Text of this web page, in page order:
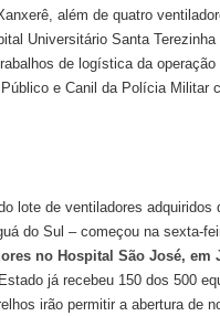
além de quatro
Universitário Santa Terezinha
de logística da operação
e Canil da Polícia Militar
lote de ventiladores adquiridos
do Sul – começou na sexta-
no Hospital São José, em
já recebeu 150 dos 500
irão permitir a abertura de